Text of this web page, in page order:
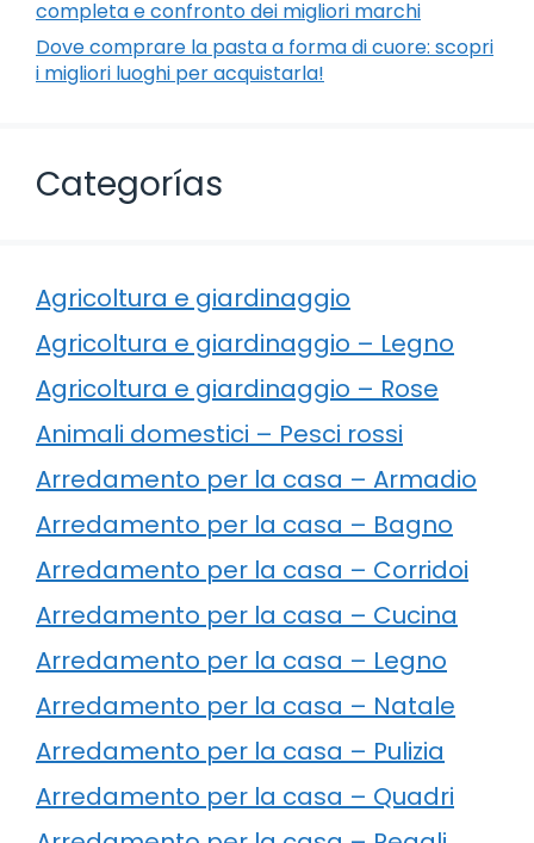
completa e confronto dei migliori marchi
Dove comprare la pasta a forma di cuore: scopri
i migliori luoghi per acquistarla!
Categorías
Agricoltura e giardinaggio
Agricoltura e giardinaggio – Legno
Agricoltura e giardinaggio – Rose
Animali domestici – Pesci rossi
Arredamento per la casa – Armadio
Arredamento per la casa – Bagno
Arredamento per la casa – Corridoi
Arredamento per la casa – Cucina
Arredamento per la casa – Legno
Arredamento per la casa – Natale
Arredamento per la casa – Pulizia
Arredamento per la casa – Quadri